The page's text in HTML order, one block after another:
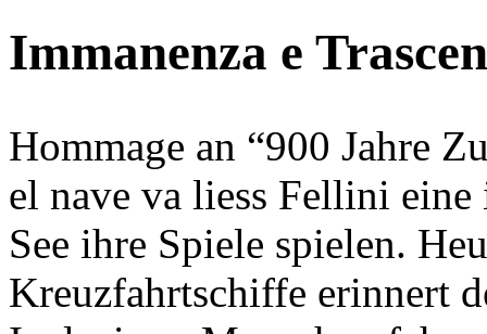
Immanenza e
Hommage an “900 Jahre
el nave va liess Fellini
See ihre Spiele spielen.
Kreuzfahrtschiffe erinnert